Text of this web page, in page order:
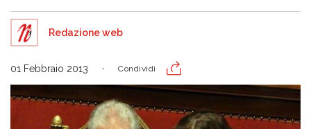
Redazione web
01 Febbraio 2013 Condividi